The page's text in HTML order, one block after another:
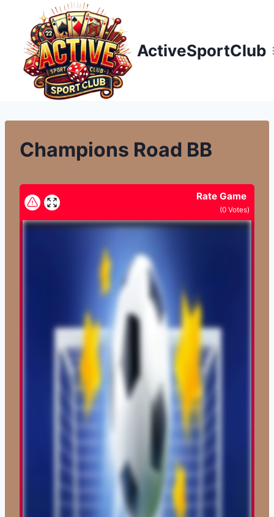
obsah
ActiveSportClub
Champions Road BB
Rate Game
(0 Votes)